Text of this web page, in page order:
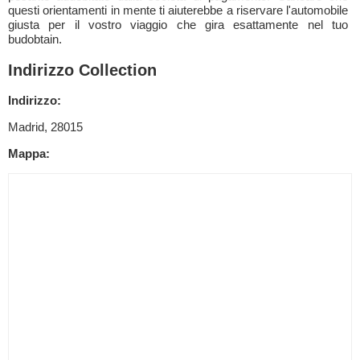
questi orientamenti in mente ti aiuterebbe a riservare l'automobile
giusta per il vostro viaggio che gira esattamente nel tuo
budobtain.
Indirizzo Collection
Indirizzo:
Madrid, 28015
Mappa: